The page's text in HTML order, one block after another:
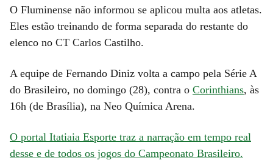
O Fluminense não informou se aplicou multa aos atletas.
Eles estão treinando de forma separada do restante do
elenco no CT Carlos Castilho.
A equipe de Fernando Diniz volta a campo pela Série A
do Brasileiro, no domingo (28), contra o Corinthians, às
16h (de Brasília), na Neo Química Arena.
O portal Itatiaia Esporte traz a narração em tempo real
desse e de todos os jogos do Campeonato Brasileiro.